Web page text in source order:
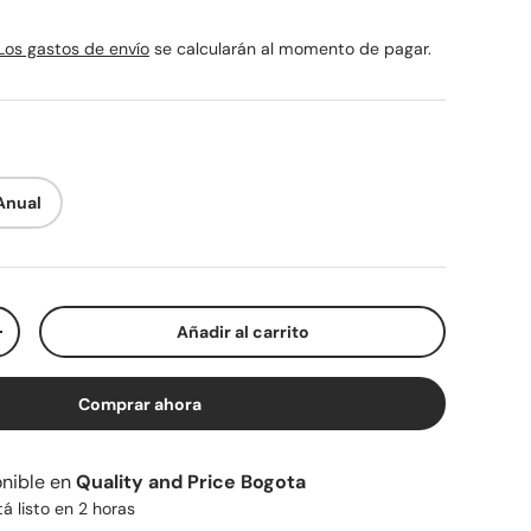
gastos de envío se calcularán al momento de pagar.
la cantidad Añadir al carrito
Comprar ahora
enQuality and Price Bogota
listo en 2 horas